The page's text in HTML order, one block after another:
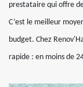
prestataire qui offre
C’est le meilleur
budget. Chez
rapide : en moins de